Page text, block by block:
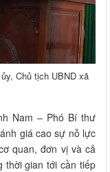
Chủ tịch UBND xã
Nam – Phó Bí thư
giá cao sự nỗ lực
quan, đơn vị và cả
thời gian tới cần tiếp